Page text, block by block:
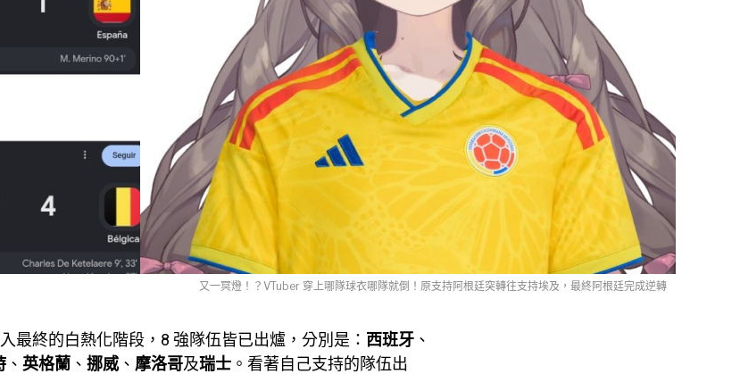
又一冥燈！？VTuber 穿上哪隊球衣哪隊就倒！原支持阿根廷突轉往支持埃及，最終阿根廷完成逆轉
最終的白熱化階段，8 強隊伍皆已出爐，分別是： 西班牙 、
、 英格蘭 、 挪威、 摩洛哥及瑞士 。看著自己支持的隊伍出